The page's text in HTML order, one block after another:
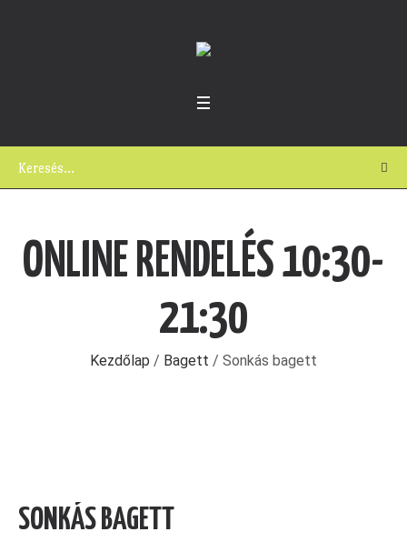
ONLINE RENDELÉS 10:30-
21:30
Kezdőlap / Bagett / Sonkás bagett
SONKÁS BAGETT